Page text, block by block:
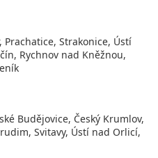
Prachatice, Strakonice, Ústí
Rychnov nad Kněžnou,
Budějovice, Český Krumlov,
Svitavy, Ústí nad Orlicí,